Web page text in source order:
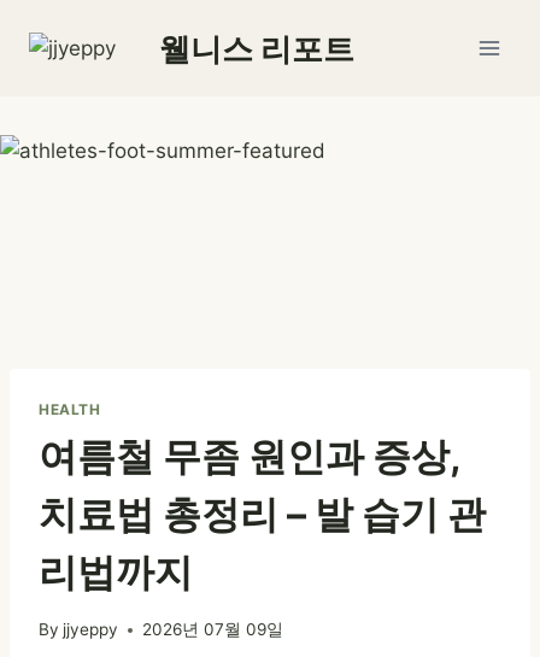
웰니스 리포트
HEALTH
여름철 무좀 원인과 증상,
치료법 총정리 – 발 습기 관
리법까지
By jjyeppy 2026년 07월 09일